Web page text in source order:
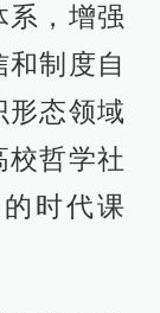
系，增强
制度自
形态领域
校哲学社
时代课